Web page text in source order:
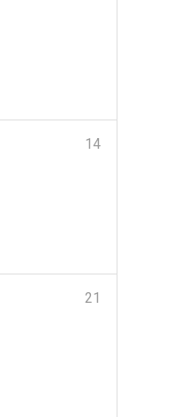
14
21